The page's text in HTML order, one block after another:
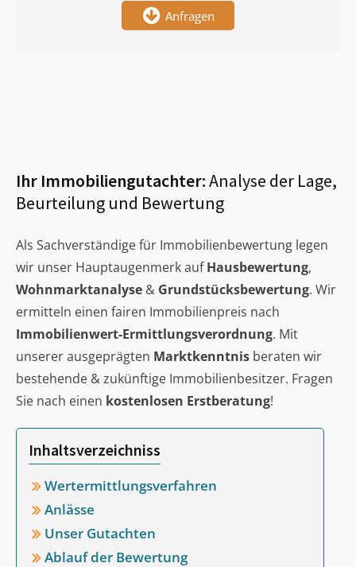
Anfragen
Ihr Immobiliengutachter:Analyse der Lage,
Beurteilung und Bewertung
Als Sachverständige für Immobilienbewertung legen
wir unser Hauptaugenmerk aufHausbewertung,
Wohnmarktanalyse & Grundstücksbewertung. Wir
ermitteln einen fairen Immobilienpreis nach
Immobilienwert-Ermittlungsverordnung. Mit
unserer ausgeprägten Marktkenntnis beraten wir
bestehende & zukünftige Immobilienbesitzer. Fragen
Sie nach einen kostenlosen Erstberatung!
Inhaltsverzeichniss
Wertermittlungsverfahren
Anlässe
Unser Gutachten
Ablauf der Bewertung